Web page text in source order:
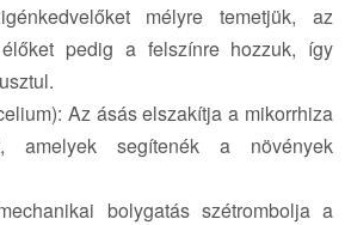
mélyre temetjük, az
pedig a felszínre hozzuk, így
Az ásás elszakítja a mikorrhiza
amelyek segítenék a növények
bolygatás szétrombolja a